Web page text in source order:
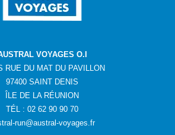
VOYAGES O.I
RUE DU MAT DU PAVILLON
97400 SAINT DENIS
ÎLE DE LA RÉUNION
TÉL : 02 62 90 90 70
run@austral-voyages.fr